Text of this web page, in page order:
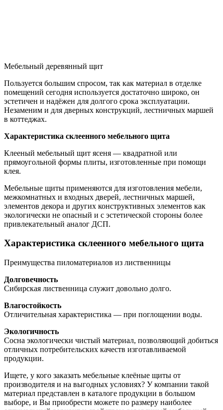
Мебельный деревянный щит
Пользуется большим спросом, так как материал в отделке
помещений сегодня используется достаточно широко, он
эстетичен и надёжен для долгого срока эксплуатации.
Незаменим и для дверных конструкций, лестничных маршей
в коттеджах.
Характеристика склеенного мебельного щита
Клееный мебельный щит ясеня — квадратной или
прямоугольной формы плиты, изготовленные при помощи
клея.
Мебельные щиты применяются для изготовления мебели,
межкомнатных и входных дверей, лестничных маршей,
элементов декора и других конструктивных элементов как
экологически не опасный и с эстетической стороны более
привлекательный аналог ДСП.
Характеристика склеенного мебельного щита
Преимущества пиломатериалов из лиственницы
Долговечность
Сибирская лиственница служит довольно долго.
Влагостойкость
Отличительная характеристика — при поглощении воды.
Экологичность
Сосна экологически чистый материал, позволяющий добиться
отличных потребительских качеств изготавливаемой
продукции.
Ищете, у кого заказать мебельные клеёные щиты от
производителя и на выгодных условиях? У компании такой
материал представлен в каталоге продукции в большом
выборе, и Вы приобрести можете по размеру наиболее